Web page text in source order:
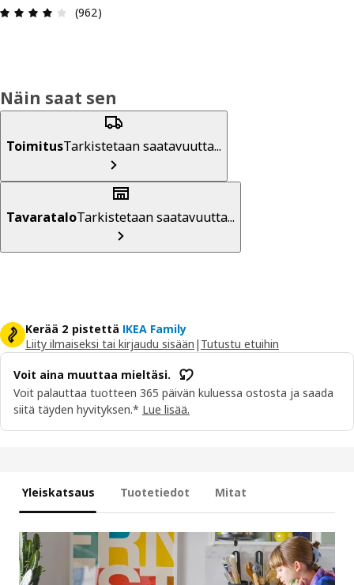
: 4.1 / 5 tähteä. Arvostelut yhteensä: 962
(962)
Näin saat sen
ToimitusTarkistetaan saatavuutta...
TavarataloTarkistetaan saatavuutta...
Kerää 2 pistettä IKEA Family
Liity ilmaiseksi tai kirjaudu sisään | Tutustu etuihin
Voit aina muuttaa mieltäsi.
Voit palauttaa tuotteen 365 päivän kuluessa ostosta ja saada
siitä täyden hyvityksen.* Lue lisää.
Yleiskatsaus Tuotetiedot Mitat